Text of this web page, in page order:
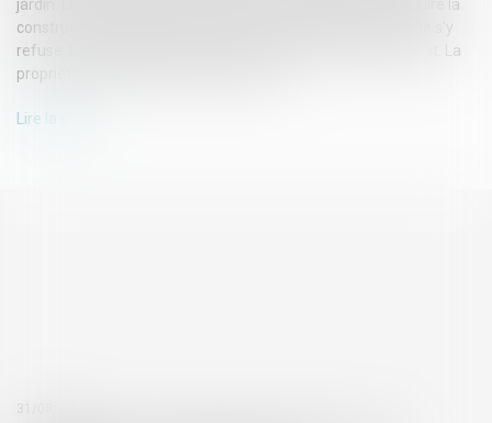
jardin. Le syndicat des copropriétaires lui demande de détruire la
construction édifiée et d'enlever l'ensemble des plantes. Elle s'y
refuse. Les tribunaux déclarent recevable l'action du syndicat. La
propriétaire saisit la Cour de cassation...
Lire la suite
31/08/2017